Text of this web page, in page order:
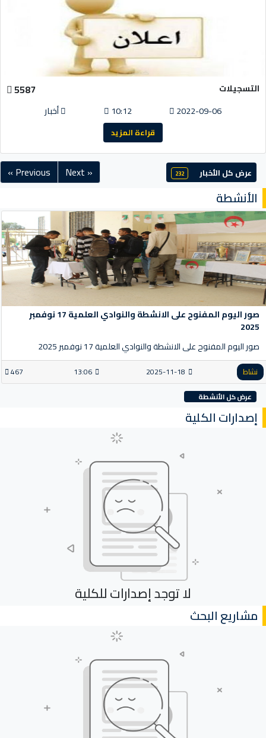
التسجيلات 5587
2022-09-06
10:12 أخبار
قراءة المزيد
عرض كل الأخبار 232
« Previous Next »
الأنشطة
صور اليوم المفنوح على الانشطة والنوادي العلمية 17 نوفمبر
2025
صور اليوم المفنوح على الانشطة والنوادي العلمية 17 نوفمبر 2025
نشاط 2025-11-18
13:06
467
عرض كل الأنشطة
إصدارات الكلية
لا توجد إصدارات للكلية
مشاريع البحث